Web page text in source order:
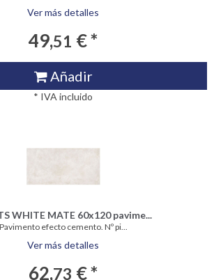
Ver más detalles
49,51 € *
Añadir
* IVA incluido
WHITE MATE 60x120 pavime...
Pavimento efecto cemento. Nº pi...
Ver más detalles
62,73 € *